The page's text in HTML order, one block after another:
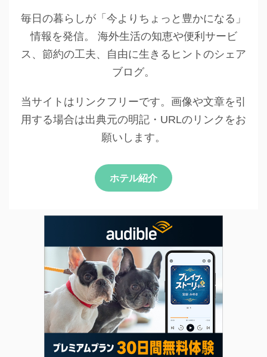
毎日の暮らしが「今よりちょっと豊かになる」
情報を発信。 海外生活の知恵や便利サービ
ス、節約の工夫、自由に生きるヒントのシェア
ブログ。
当サイトはリンクフリーです。画像や文章を引
用する場合は出典元の明記・URLのリンクをお
願いします。
ホテル紹介